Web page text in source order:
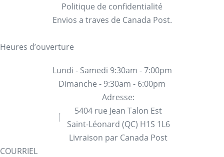
Politique de confidentialité
Envios a traves de Canada Post.
Heures d’ouverture
Lundi - Samedi 9:30am - 7:00pm
Dimanche - 9:30am - 6:00pm
Adresse:
5404 rue Jean Talon Est
Saint-Léonard (QC) H1S 1L6
Livraison par Canada Post
COURRIEL